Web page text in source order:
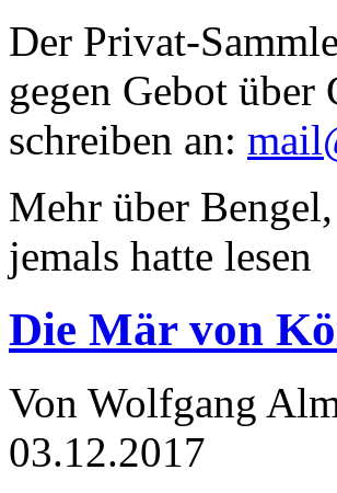
Der Privat-
gegen Gebot über
schreiben an:
Mehr über
jemals hatte lesen
Die Mär von
Von Wolfgang
03.12.2017